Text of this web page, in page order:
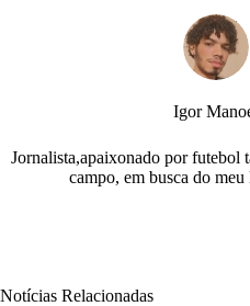
Igor
Jornalista,apaixonado por futebol
campo, em busca do meu
Notícias Relacionadas